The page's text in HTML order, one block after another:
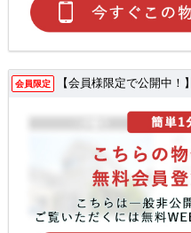
会員限定 【会員様限定で公開中！】